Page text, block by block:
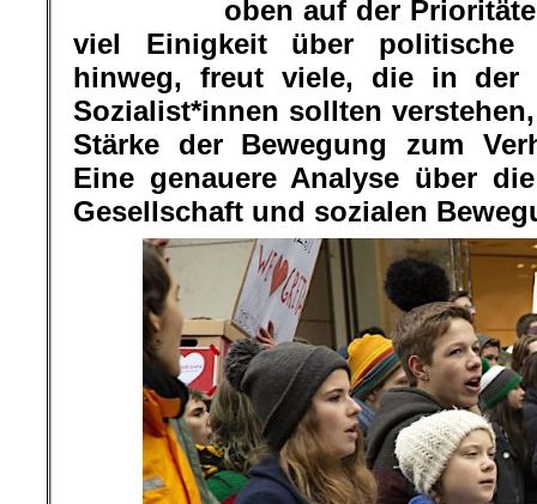
oben auf der
viel Einigkeit über politische
hinweg, freut viele, die in der
Sozialist*innen sollten
Stärke der Bewegung zum
Eine genauere Analyse über
Gesellschaft und sozialen